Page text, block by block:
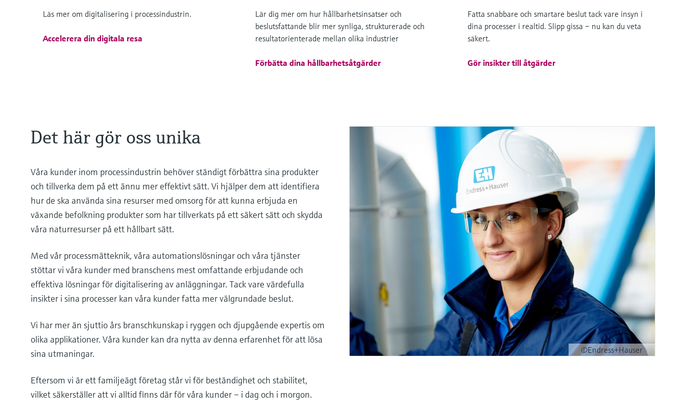
Läs mer om digitalisering i processindustrin.
Accelerera din digitala resa
Lär dig mer om hur hållbarhetsinsatser och
beslutsfattande blir mer synliga, strukturerade och
resultatorienterade mellan olika industrier
Förbätta dina hållbarhetsåtgärder
Fatta snabbare och smartare beslut tack vare insyn i
dina processer i realtid. Slipp gissa – nu kan du veta
säkert.
Gör insikter till åtgärder
©Endress+Hauser
Det här gör oss unika
Våra kunder inom processindustrin behöver ständigt förbättra sina produkter
och tillverka dem på ett ännu mer effektivt sätt. Vi hjälper dem att identifiera
hur de ska använda sina resurser med omsorg för att kunna erbjuda en
växande befolkning produkter som har tillverkats på ett säkert sätt och skydda
våra naturresurser på ett hållbart sätt.
Med vår processmätteknik, våra automationslösningar och våra tjänster
stöttar vi våra kunder med branschens mest omfattande erbjudande och
effektiva lösningar för digitalisering av anläggningar. Tack vare värdefulla
insikter i sina processer kan våra kunder fatta mer välgrundade beslut.
Vi har mer än sjuttio års branschkunskap i ryggen och djupgående expertis om
olika applikationer. Våra kunder kan dra nytta av denna erfarenhet för att lösa
sina utmaningar.
Eftersom vi är ett familjeägt företag står vi för beständighet och stabilitet,
vilket säkerställer att vi alltid finns där för våra kunder – i dag och i morgon.